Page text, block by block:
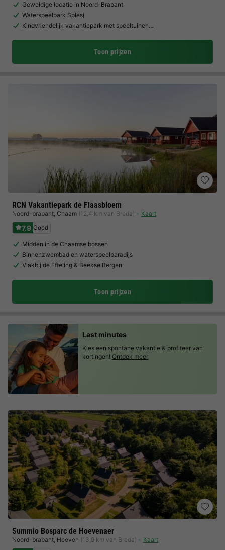
Geweldige locatie in Noord-Brabant
Waterspeelpark Splesj
Kindvriendelijk vakantiepark met speeltuinen…
Toon prijzen
RCN Vakantiepark de Flaasbloem
Noord-brabant, Chaam (12,4 km van Breda) Kaart
7.9 Goed
Midden in de Chaamse bossen
Binnenzwembad en waterspeelparadijs
Vlakbij de Efteling & Beekse Bergen
Toon prijzen
Summio Bosparc de Hoevenaer
Noord-brabant, Hoeven (13,9 km van Breda) Kaart
Last minutes
Kies een spontane vakantie & profiteer van
kortingen! Ontdek meer